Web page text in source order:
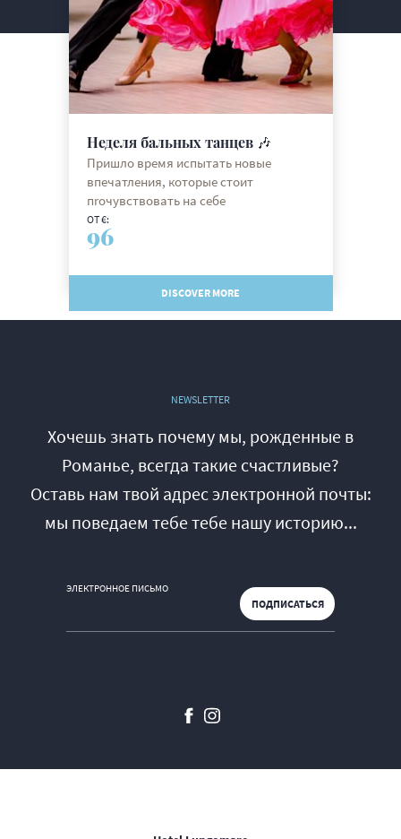
Неделя бальных танцев 🎶
Пришло время испытать новые
впечатления, которые стоит
пrочувствовать на себе
ОТ €:
96
DISCOVER MORE
NEWSLETTER
Хочешь знать почему мы, рожденные в
Романье, всегда такие счастливые?
Оставь нам твой адрес электронной почты:
мы поведаем тебе тебе нашу историю...
ЭЛЕКТРОННОЕ ПИСЬМО